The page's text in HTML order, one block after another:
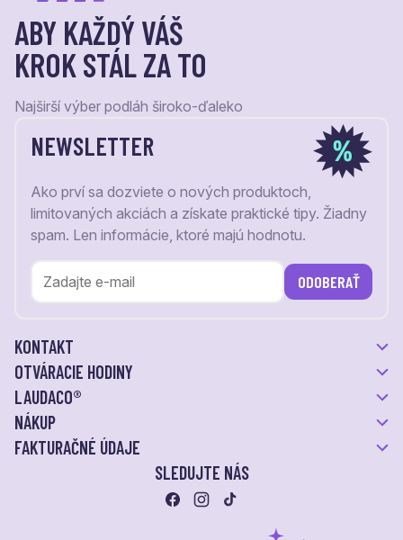
ABY KAŽDÝ VÁŠ
KROK STÁL ZA TO
Najširší výber podláh široko-ďaleko
NEWSLETTER
Ako prví sa dozviete o nových produktoch,
limitovaných akciách a získate praktické tipy. Žiadny
spam. Len informácie, ktoré majú hodnotu.
ODOBERAŤ
KONTAKT
OTVÁRACIE HODINY
LAUDACO®
NÁKUP
FAKTURAČNÉ ÚDAJE
SLEDUJTE NÁS